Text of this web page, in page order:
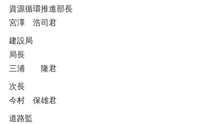
資源循環推進部長
宮澤 浩司君
建設局
局長
三浦 隆君
次長
今村 保雄君
道路監